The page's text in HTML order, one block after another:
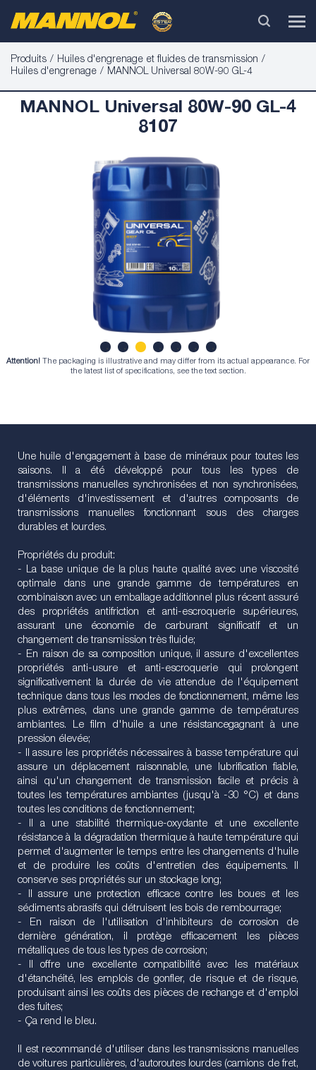
Produits
Huiles d'engrenage et fluides de transmission
Huiles d'engrenage
MANNOL Universal 80W-90 GL-4
MANNOL Universal 80W-90 GL-4
8107
2 3 5 6 7
Attention! The packaging is illustrative and may differ from its actual appearance. For
the latest list of specifications, see the text section.
Une huile d'engagement à base de minéraux pour toutes les
saisons. Il a été développé pour tous les types de
transmissions manuelles synchronisées et non synchronisées,
d'éléments d'investissement et d'autres composants de
transmissions manuelles fonctionnant sous des charges
durables et lourdes.
Propriétés du produit:
- La base unique de la plus haute qualité avec une viscosité
optimale dans une grande gamme de températures en
combinaison avec un emballage additionnel plus récent assuré
des propriétés antifriction et anti-escroquerie supérieures,
assurant une économie de carburant significatif et un
changement de transmission très fluide;
- En raison de sa composition unique, il assure d'excellentes
propriétés anti-usure et anti-escroquerie qui prolongent
significativement la durée de vie attendue de l'équipement
technique dans tous les modes de fonctionnement, même les
plus extrêmes, dans une grande gamme de températures
ambiantes. Le film d'huile a une résistancegagnant à une
pression élevée;
- Il assure les propriétés nécessaires à basse température qui
assure un déplacement raisonnable, une lubrification fiable,
ainsi qu'un changement de transmission facile et précis à
toutes les températures ambiantes (jusqu'à -30 °C) et dans
toutes les conditions de fonctionnement;
- Il a une stabilité thermique-oxydante et une excellente
résistance à la dégradation thermique à haute température qui
permet d'augmenter le temps entre les changements d'huile
et de produire les coûts d'entretien des équipements. Il
conserve ses propriétés sur un stockage long;
- Il assure une protection efficace contre les boues et les
sédiments abrasifs qui détruisent les bois de rembourrage;
- En raison de l'utilisation d'inhibiteurs de corrosion de
dernière génération, il protège efficacement les pièces
métalliques de tous les types de corrosion;
- Il offre une excellente compatibilité avec les matériaux
d'étanchéité, les emplois de gonfler, de risque et de risque,
produisant ainsi les coûts des pièces de rechange et d'emploi
des fuites;
- Ça rend le bleu.
Il est recommandé d'utiliser dans les transmissions manuelles
de voitures particulières, d'autoroutes lourdes (camions de fret,